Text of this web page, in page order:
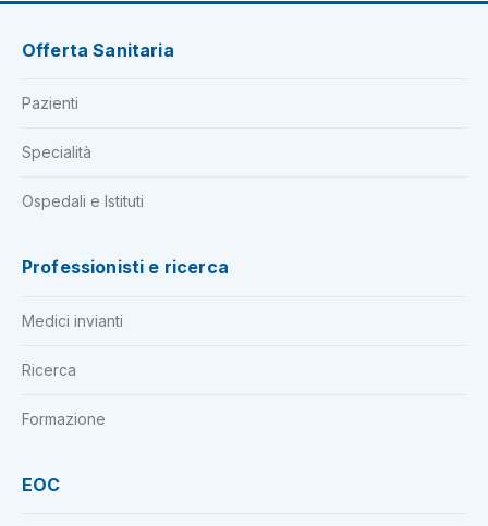
Offerta Sanitaria
Pazienti
Specialità
Ospedali e Istituti
Professionisti e ricerca
Medici invianti
Ricerca
Formazione
EOC